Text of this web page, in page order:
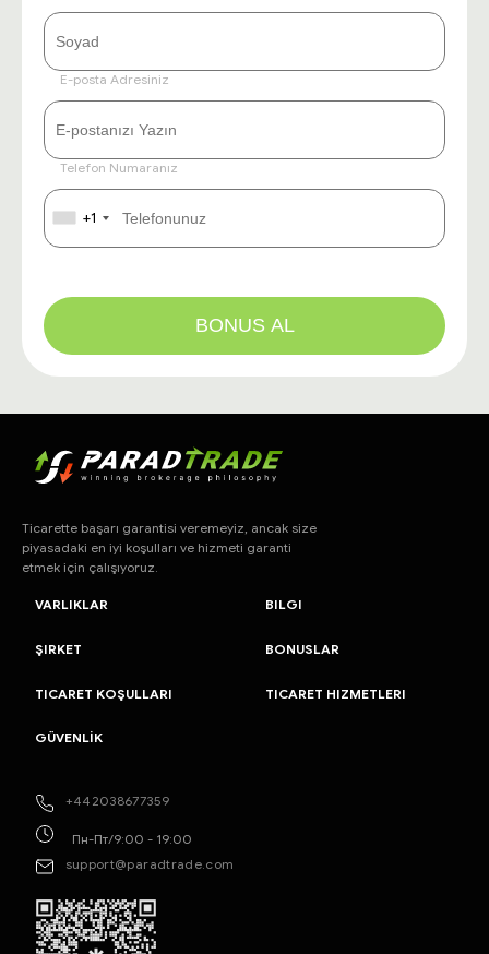
E-posta Adresiniz
Telefon Numaranız
+1
BONUS AL
Ticarette başarı garantisi veremeyiz, ancak size
piyasadaki en iyi koşulları ve hizmeti garanti
etmek için çalışıyoruz.
+442038677359
Пн-Пт/9:00 - 19:00
support@paradtrade.com
VARLIKLAR BILGI
ŞIRKET BONUSLAR
TICARET KOŞULLARI TICARET HIZMETLERI
GÜVENLİK